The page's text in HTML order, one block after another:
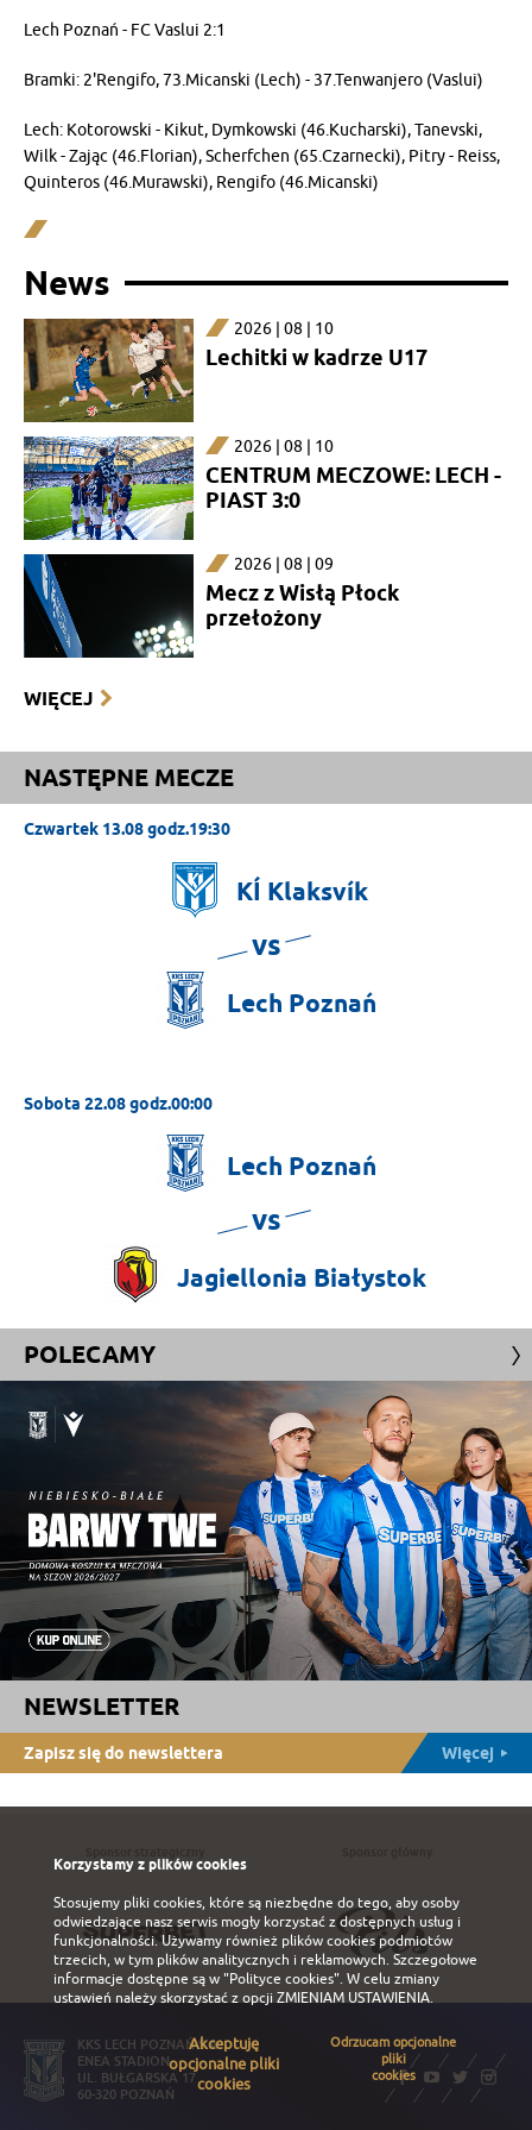
Lech Poznań - FC Vaslui 2:1
Bramki: 2'Rengifo, 73.Micanski (Lech) - 37.Tenwanjero (Vaslui)
Lech: Kotorowski - Kikut, Dymkowski (46.Kucharski), Tanevski,
Wilk - Zając (46.Florian), Scherfchen (65.Czarnecki), Pitry - Reiss,
Quinteros (46.Murawski), Rengifo (46.Micanski)
News
2026 | 08 | 10
Lechitki w kadrze U17
2026 | 08 | 10
CENTRUM MECZOWE: LECH -
PIAST 3:0
2026 | 08 | 09
Mecz z Wisłą Płock
przełożony
WIĘCEJ
NASTĘPNE MECZE
Czwartek 13.08 godz.19:30
KÍ Klaksvík
vs
Lech Poznań
Sobota 22.08 godz.00:00
Lech Poznań
vs
Jagiellonia Białystok
POLECAMY
NEWSLETTER
Zapisz się do newslettera Więcej
KKS LECH POZNAŃ S.A.
ENEA STADION
UL. BUŁGARSKA 17
60-320 POZNAŃ
Korzystamy z plików cookies
Stosujemy pliki cookies, które są niezbędne do tego, aby osoby
odwiedzające nasz serwis mogły korzystać z dostępnych usług i
funkcjonalności. Używamy również plików cookies podmiotów
trzecich, w tym plików analitycznych i reklamowych. Szczegołowe
informacje dostępne są w"Polityce cookies". W celu zmiany
ustawień należy skorzystać z opcji ZMIENIAM USTAWIENIA.
Akceptuję
opcjonalne pliki
cookies
Odrzucam opcjonalne
pliki
cookies